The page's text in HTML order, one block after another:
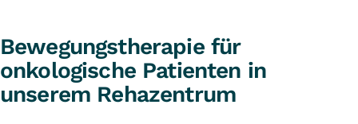
Bewegungstherapie für
onkologische Patienten in
unserem Rehazentrum